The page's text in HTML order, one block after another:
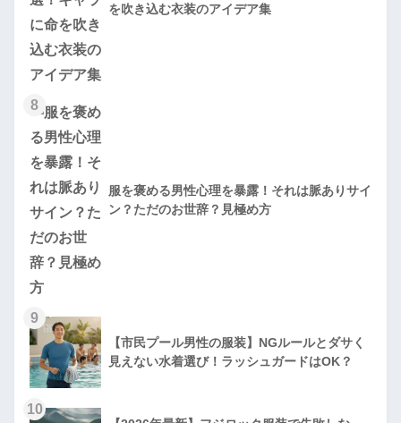
を吹き込む衣装のアイデア集
8
服を褒める男性心理を暴露！それは脈ありサイ
ン？ただのお世辞？見極め方
9
【市民プール男性の服装】NGルールとダサく
見えない水着選び！ラッシュガードはOK？
10